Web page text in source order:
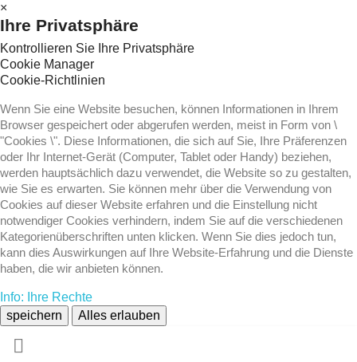
×
Ihre Privatsphäre
Kontrollieren Sie Ihre Privatsphäre
Cookie Manager
Cookie-Richtlinien
Wenn Sie eine Website besuchen, können Informationen in Ihrem
Browser gespeichert oder abgerufen werden, meist in Form von \
"Cookies \". Diese Informationen, die sich auf Sie, Ihre Präferenzen
oder Ihr Internet-Gerät (Computer, Tablet oder Handy) beziehen,
werden hauptsächlich dazu verwendet, die Website so zu gestalten,
wie Sie es erwarten. Sie können mehr über die Verwendung von
Cookies auf dieser Website erfahren und die Einstellung nicht
notwendiger Cookies verhindern, indem Sie auf die verschiedenen
Kategorienüberschriften unten klicken. Wenn Sie dies jedoch tun,
kann dies Auswirkungen auf Ihre Website-Erfahrung und die Dienste
haben, die wir anbieten können.
Info: Ihre Rechte
speichern
Alles erlauben
